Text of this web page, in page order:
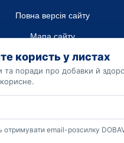
Повна версія сайту
Мапа сайту
ТОВ “ДО ЮА”,
Код ЄДРПОУ 45223262
Дата реєстрації 14.09.2023
dobavki.ua інформація
Не використовуйте нашу
Тільки ваш Лікуючий